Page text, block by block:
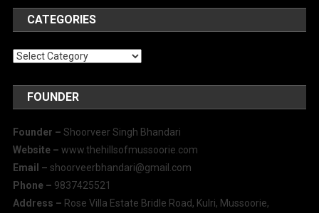
CATEGORIES
Categories
FOUNDER
Founder – Shoorveer Singh Bhandari
Website – www.thehillsofmussoorie.com
Email – shoorveerbhandari@gmail.com
Phone – 9837425521
Address – Rose Villa Estate Bridle Road, Kulri, Mussoorie,